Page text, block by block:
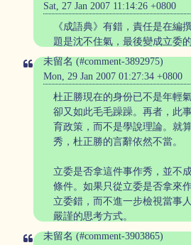
Sat, 27 Jan 2007 11:14:26 +0800
《成語典》有錯，責任是在編
題是沈不住氣，最後變成立委
未留名 (#comment-3892975)
Mon, 29 Jan 2007 01:27:34 +0800
杜正勝現在的身份已不是年輕
卻又如此毛毛躁躁。再者，此
育政策，而不是學說理論。就
秀，杜正勝的言辭依然不當。
立委是否拿這件事作秀，並不
條件。如果只從立委是否拿來
立委錯，而不進一步檢視當事
嚴謹的思考方式。
未留名 (#comment-3903865)